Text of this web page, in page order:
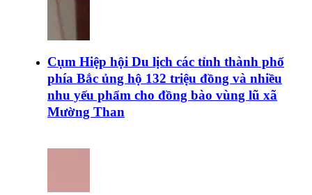
Cụm Hiệp hội Du lịch các tỉnh thành phố
phía Bắc ủng hộ 132 triệu đồng và nhiều
nhu yếu phẩm cho đồng bào vùng lũ xã
Mường Than